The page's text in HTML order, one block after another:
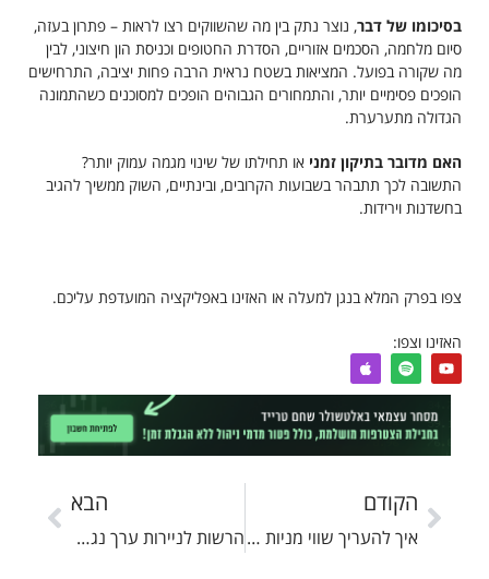
בסיכומו של דבר, נוצר נתק בין מה שהשווקים רצו לראות – פתרון בעזה,
סיום מלחמה, הסכמים אזוריים, הסדרת החטופים וכניסת הון חיצוני, לבין
מה שקורה בפועל. המציאות בשטח נראית הרבה פחות יציבה, התרחישים
הופכים פסימיים יותר, והתמחורים הגבוהים הופכים למסוכנים כשהתמונה
הגדולה מתערערת.
האם מדובר בתיקון זמני או תחילתו של שינוי מגמה עמוק יותר?
התשובה לכך תתבהר בשבועות הקרובים, ובינתיים, השוק ממשיך להגיב
בחשדנות וירידות.
צפו בפרק המלא בנגן למעלה או האזינו באפליקציה המועדפת עליכם.
האזינו וצפו:
הקודם
איך להעריך שווי מניות של חברת נדל"ן?
הבא
הרשות לניירות ערך נגד משפיעני המניות